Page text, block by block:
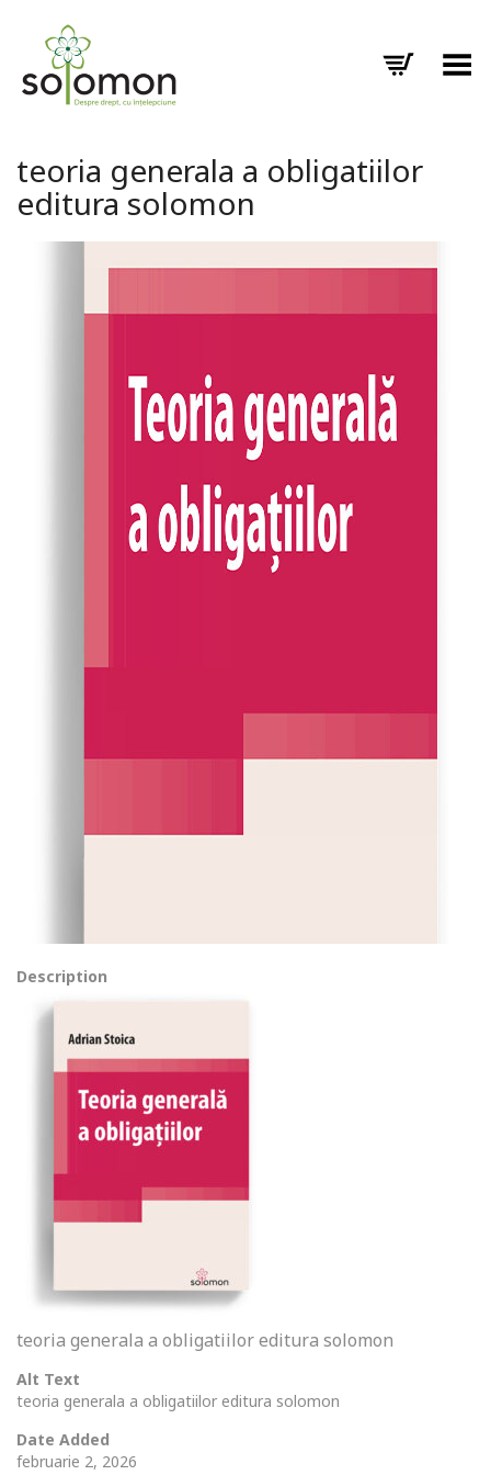
Toggle Menu
teoria generala a obligatiilor
editura solomon
Description
teoria generala a obligatiilor editura solomon
Alt Text
teoria generala a obligatiilor editura solomon
Date Added
februarie 2, 2026